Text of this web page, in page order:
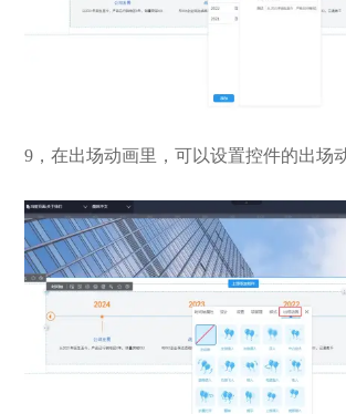
9，在出场动画里，可以设置控件的出场